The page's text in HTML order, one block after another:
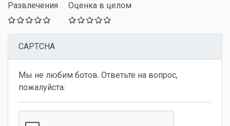
Развлечения Оценка в целом
CAPTCHA
Мы не любим ботов. Ответьте на вопрос,
пожалуйста: